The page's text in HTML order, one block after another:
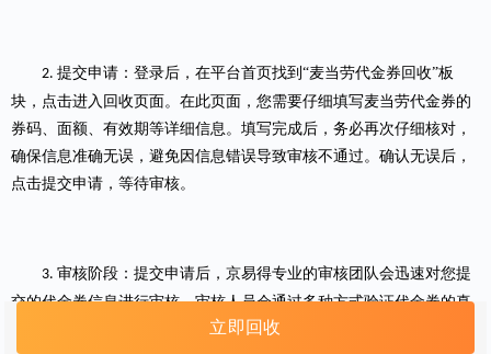
2.提交申请：登录后，在平台首页找到“麦当劳代金券回收”板
块，点击进入回收页面。在此页面，您需要仔细填写麦当劳代金券的
券码、面额、有效期等详细信息。填写完成后，务必再次仔细核对，
确保信息准确无误，避免因信息错误导致审核不通过。确认无误后，
点击提交申请，等待审核。
3.审核阶段：提交申请后，京易得专业的审核团队会迅速对您提
交的代金券信息进行审核。审核人员会通过多种方式验证代金券的真
实性、有效性及是否存在异常情况。整个审核过程高效且严谨，一般
立即回收